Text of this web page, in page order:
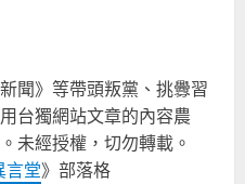
聞》等帶頭叛黨、挑釁習
台獨網站文章的內容農
未經授權，切勿轉載。
言堂》部落格